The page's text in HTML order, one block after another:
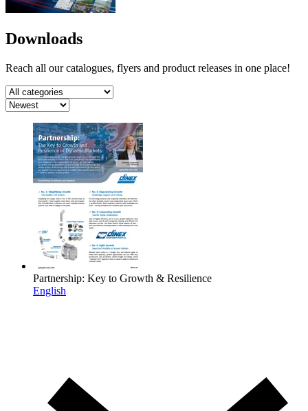
Downloads
Reach all our catalogues, flyers and product releases in one place!
Partnership: Key to Growth & Resilience
English